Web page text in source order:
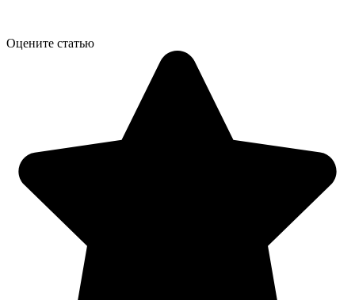
Оцените статью